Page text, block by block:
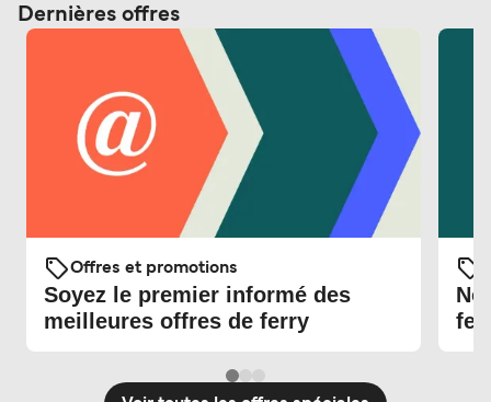
Dernières offres
Offres et promotions
Soyez le premier informé des
meilleures offres de ferry